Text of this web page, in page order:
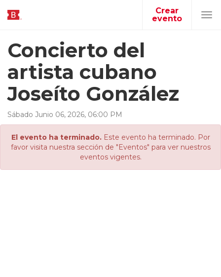
Crear
evento
Concierto del
artista cubano
Joseíto González
Sábado Junio 06, 2026, 06:00 PM
El evento ha terminado.Este evento ha terminado. Por
favor visita nuestra sección de "Eventos" para ver nuestros
eventos vigentes.